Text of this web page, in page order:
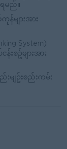
မည်။
များအား
System)
စဥ်များအား
မျဥ်းစည်းကမ်း